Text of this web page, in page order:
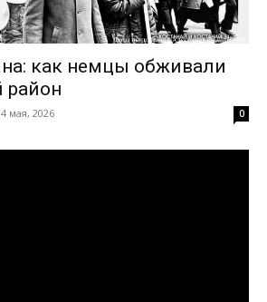
как немцы обживали
район
мая, 2026 0